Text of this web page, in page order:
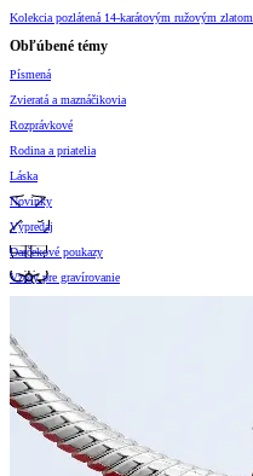
Kolekcia pozlátená 14-karátovým ružovým zlatom
Obľúbené témy
Písmená
Zvieratá a maznáčikovia
Rozprávkové
Rodina a priatelia
Láska
Novinky
Výpredaj
Darčekové poukazy
Vzory pre gravírovanie